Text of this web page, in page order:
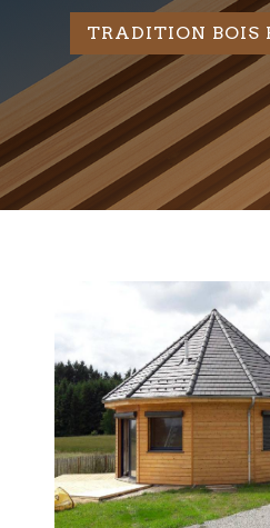
TRADITION